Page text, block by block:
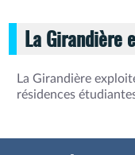
La Girandière
La Girandière
résidences